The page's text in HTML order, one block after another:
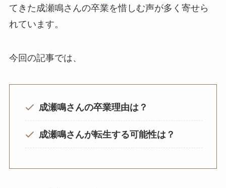
てきた成瀬鳴さんの卒業を惜しむ声が多く寄せら
れています。
今回の記事では、
成瀬鳴さんの卒業理由は？
成瀬鳴さんが転生する可能性は？